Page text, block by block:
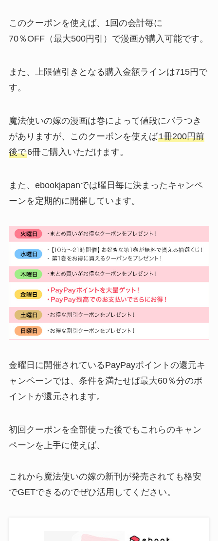
このクーポンを使えば、1回の会計毎に
70％OFF（最大500円引）で漫画が購入可能です。
また、上限値引きとなる購入金額ラインは715円で
す。
魔法使いの嫁の漫画は巻によって値段にバラつき
がありますが、このクーポンを使えば1冊200円前
後で6冊ご購入いただけます。
また、ebookjapanでは曜日毎に決まったキャンペ
ーンを定期的に開催しています。
金曜日に開催されているPayPayポイントの還元キ
ャンペーンでは、条件を満たせば最大60％分のポ
イントが還元されます。
初回クーポンを全部使った後でもこれらのキャン
ペーンを上手に使えば、
これから魔法使いの嫁の新刊が発売されても格安
でGETできるのでぜひ活用してください。